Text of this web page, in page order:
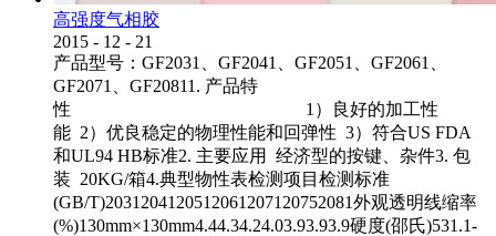
高强度气相胶
2015 - 12 - 21
产品型号：GF2031、GF2041、GF2051、GF2061、
GF2071、GF20811. 产品特
性 1）良好的加工性
能 2）优良稳定的物理性能和回弹性 3）符合US FDA
和UL94 HB标准2. 主要应用 经济型的按键、杂件3. 包
装 20KG/箱4.典型物性表检测项目检测标准
(GB/T)2031204120512061207120752081外观透明线缩率
(%)130mm×130mm4.44.34.24.03.93.93.9硬度(邵氏)531.1-